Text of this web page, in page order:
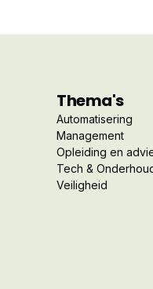
Thema's
Automatisering
Management
Opleiding en
Tech &
Veiligheid